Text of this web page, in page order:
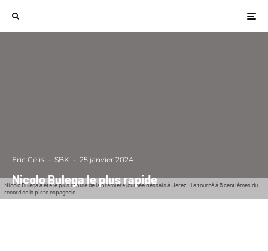
Nicolo Bulega a été le plus rapide de la première journée d'essais à Jerez. Il a tourné à 5 centièmes du
record de la piste espagnole.
Eric Célis · SBK · 25 janvier 2024
Nicolo Bulega le plus rapide